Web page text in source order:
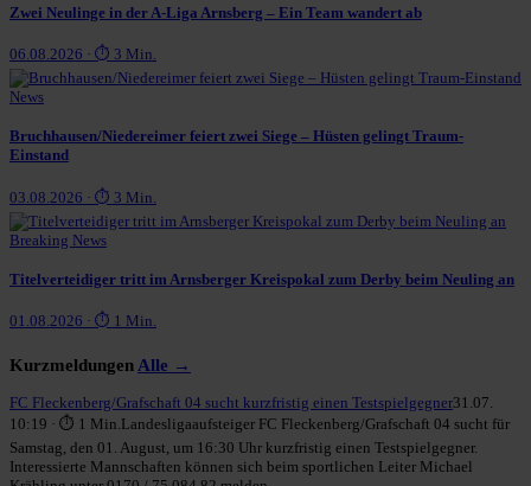
Zwei Neulinge in der A-Liga Arnsberg – Ein Team wandert ab
06.08.2026 · ⏱ 3 Min.
News
Bruchhausen/Niedereimer feiert zwei Siege – Hüsten gelingt Traum-
Einstand
03.08.2026 · ⏱ 3 Min.
Breaking News
Titelverteidiger tritt im Arnsberger Kreispokal zum Derby beim Neuling an
01.08.2026 · ⏱ 1 Min.
Kurzmeldungen Alle →
FC Fleckenberg/Grafschaft 04 sucht kurzfristig einen Testspielgegner31.07.
10:19 · ⏱ 1 Min. Landesligaaufsteiger FC Fleckenberg/Grafschaft 04 sucht für
Samstag, den 01. August, um 16:30 Uhr kurzfristig einen Testspielgegner.
Interessierte Mannschaften können sich beim sportlichen Leiter Michael